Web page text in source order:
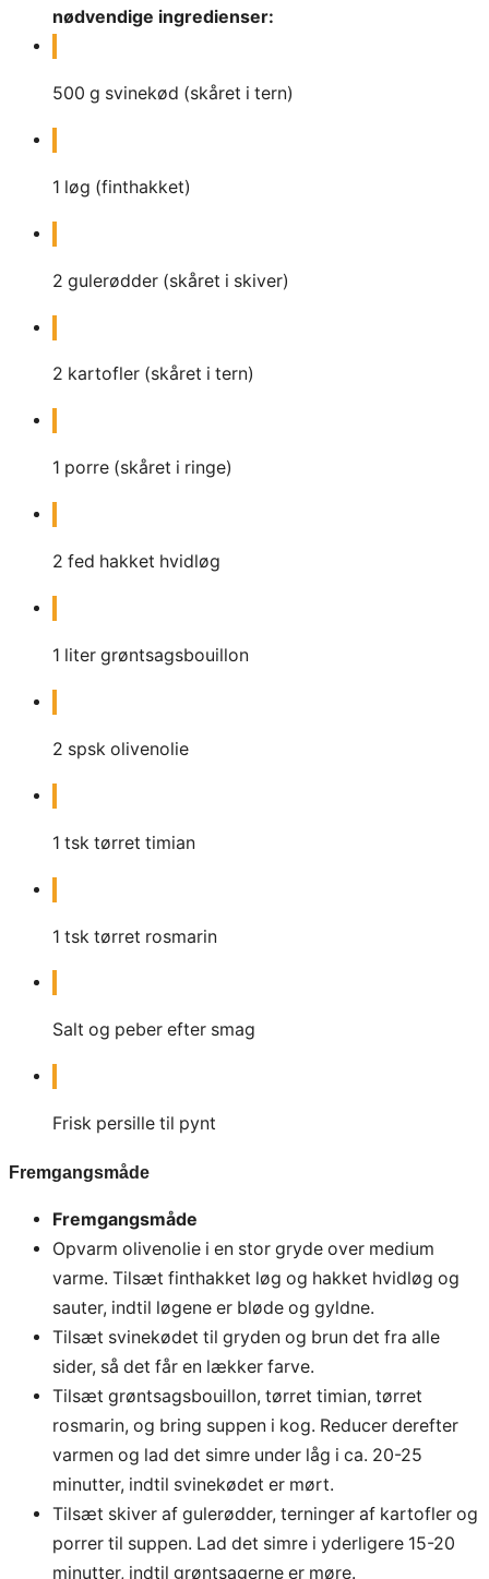
nødvendige ingredienser:
500 g svinekød (skåret i tern)
1 løg (finthakket)
2 gulerødder (skåret i skiver)
2 kartofler (skåret i tern)
1 porre (skåret i ringe)
2 fed hakket hvidløg
1 liter grøntsagsbouillon
2 spsk olivenolie
1 tsk tørret timian
1 tsk tørret rosmarin
Salt og peber efter smag
Frisk persille til pynt
Fremgangsmåde
Fremgangsmåde
Opvarm olivenolie i en stor gryde over medium
varme. Tilsæt finthakket løg og hakket hvidløg og
sauter, indtil løgene er bløde og gyldne.
Tilsæt svinekødet til gryden og brun det fra alle
sider, så det får en lækker farve.
Tilsæt grøntsagsbouillon, tørret timian, tørret
rosmarin, og bring suppen i kog. Reducer derefter
varmen og lad det simre under låg i ca. 20-25
minutter, indtil svinekødet er mørt.
Tilsæt skiver af gulerødder, terninger af kartofler og
porrer til suppen. Lad det simre i yderligere 15-20
minutter, indtil grøntsagerne er møre.